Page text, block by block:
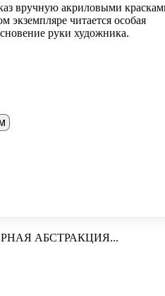
вручную акриловыми
экземпляре читается особая
руки художника.
АБСТРАКЦИЯ...